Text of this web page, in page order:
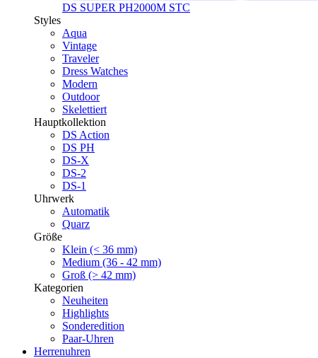
DS SUPER PH2000M STC
Styles
Aqua
Vintage
Traveler
Dress Watches
Modern
Outdoor
Skelettiert
Hauptkollektion
DS Action
DS PH
DS-X
DS-2
DS-1
Uhrwerk
Automatik
Quarz
Größe
Klein (< 36 mm)
Medium (36 - 42 mm)
Groß (> 42 mm)
Kategorien
Neuheiten
Highlights
Sonderedition
Paar-Uhren
Herrenuhren